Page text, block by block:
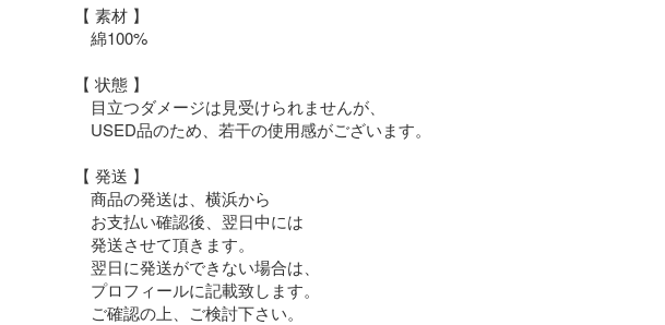
【 素材 】
綿100%
【 状態 】
目立つダメージは見受けられませんが、
USED品のため、若干の使用感がございます。
【 発送 】
商品の発送は、横浜から
お支払い確認後、翌日中には
発送させて頂きます。
翌日に発送ができない場合は、
プロフィールに記載致します。
ご確認の上、ご検討下さい。